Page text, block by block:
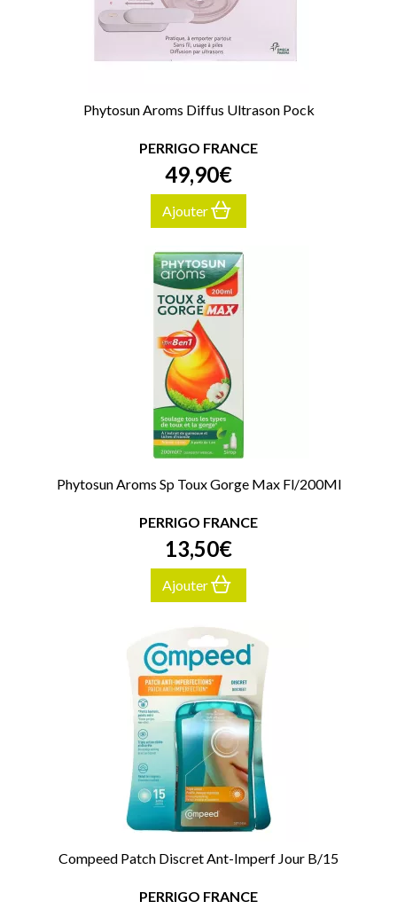
Phytosun Aroms Diffus Ultrason Pock
PERRIGO FRANCE
49,90€
Ajouter
Phytosun Aroms Sp Toux Gorge Max Fl/200Ml
PERRIGO FRANCE
13,50€
Ajouter
Compeed Patch Discret Ant-Imperf Jour B/15
PERRIGO FRANCE